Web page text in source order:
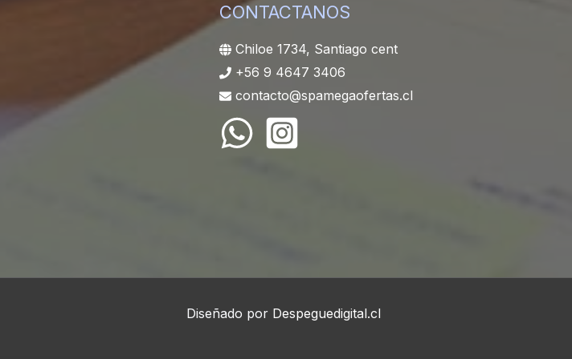
CONTACTANOS
Chiloe 1734, Santiago cent
+56 9 4647 3406
contacto@spamegaofertas.cl
Diseñado por Despeguedigital.cl